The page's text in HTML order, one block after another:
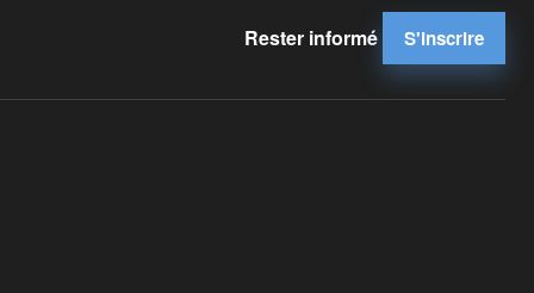
Rester informé S'inscrire